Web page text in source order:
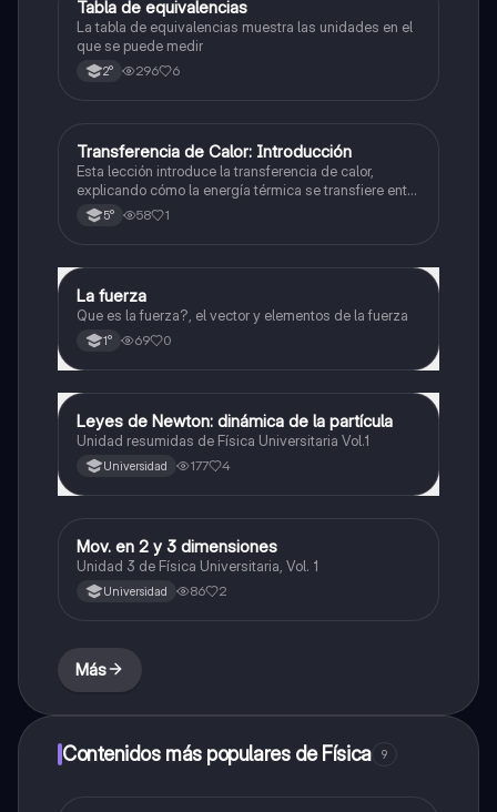
Física
Tabla de equivalencias
La tabla de equivalencias muestra las unidades en el
que se puede medir
2° 296 6
Física
Transferencia de Calor: Introducción
Esta lección introduce la transferencia de calor,
explicando cómo la energía térmica se transfiere entre
objetos a través de conducción, convección y
radiación.
5° 58 1
Física
La fuerza
Que es la fuerza?, el vector y elementos de la fuerza
1° 69 0
Física
Leyes de Newton: dinámica de la partícula
Unidad resumidas de Física Universitaria Vol.1
Universidad 177 4
Física
Mov. en 2 y 3 dimensiones
Unidad 3 de Física Universitaria, Vol. 1
Universidad 86 2
Más
Contenidos más populares de Física 9